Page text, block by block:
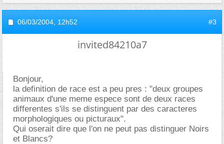
06/03/2004, 12h52 #3
invited84210a7
Bonjour,
la definition de race est a peu pres : "deux groupes
animaux d'une meme espece sont de deux races
differentes s'ils se distinguent par des caracteres
morphologiques ou picturaux".
Qui oserait dire que l'on ne peut pas distinguer Noirs
et Blancs?